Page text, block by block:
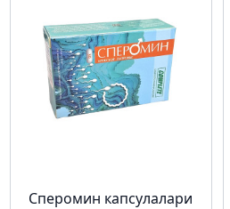
Сперомин капсулалари